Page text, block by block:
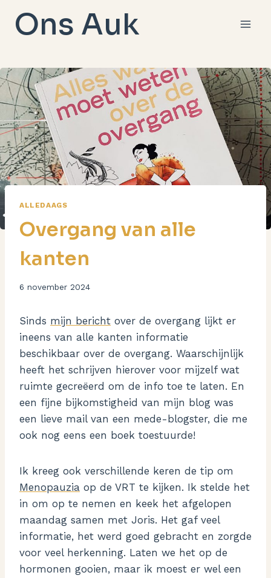
naarOns Auk
ALLEDAAGS
Overgang van alle
kanten
Door
6 november 2024
Sinds mijn bericht over de overgang lijkt er
ineens van alle kanten informatie
beschikbaar over de overgang. Waarschijnlijk
heeft het schrijven hierover voor mijzelf wat
ruimte gecreëerd om de info toe te laten. En
een fijne bijkomstigheid van mijn blog was
een lieve mail van een mede-blogster, die me
ook nog eens een boek toestuurde!
Ik kreeg ook verschillende keren de tip om
Menopauzia op de VRT te kijken. Ik stelde het
in om op te nemen en keek het afgelopen
maandag samen met Joris. Het gaf veel
informatie, het werd goed gebracht en zorgde
voor veel herkenning. Laten we het op de
hormonen gooien, maar ik moest er wel een